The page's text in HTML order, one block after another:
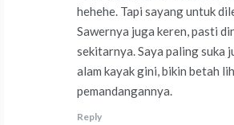
hehehe. Tapi sayang untuk
Sawernya juga keren, pasti
sekitarnya. Saya paling suka
alam kayak gini, bikin betah
pemandangannya.
Reply